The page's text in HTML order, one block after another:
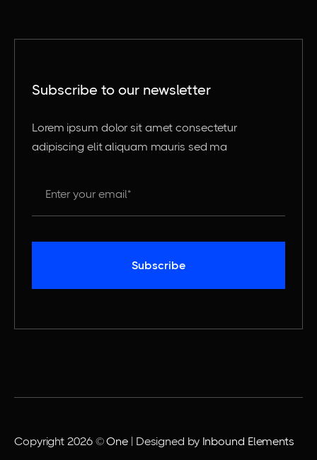
Subscribe to our newsletter
Lorem ipsum dolor sit amet consectetur
adipiscing elit aliquam mauris sed ma
Copyright 2026 ©One | Designed by Inbound Elements